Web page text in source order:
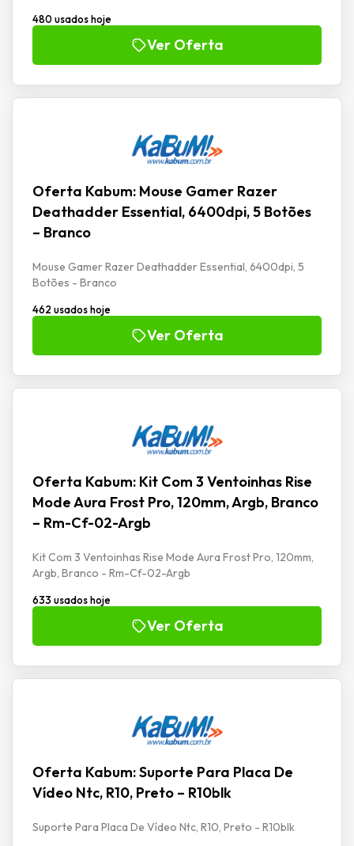
480 usados hoje
Ver Oferta
Oferta Kabum: Mouse Gamer Razer
Deathadder Essential, 6400dpi, 5 Botões
– Branco
Mouse Gamer Razer Deathadder Essential, 6400dpi, 5
Botões - Branco
462 usados hoje
Ver Oferta
Oferta Kabum: Kit Com 3 Ventoinhas Rise
Mode Aura Frost Pro, 120mm, Argb, Branco
– Rm-Cf-02-Argb
Kit Com 3 Ventoinhas Rise Mode Aura Frost Pro, 120mm,
Argb, Branco - Rm-Cf-02-Argb
633 usados hoje
Ver Oferta
Oferta Kabum: Suporte Para Placa De
Vídeo Ntc, R10, Preto – R10blk
Suporte Para Placa De Vídeo Ntc, R10, Preto - R10blk